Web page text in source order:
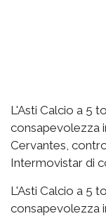
L'Asti Calcio a 5
consapevolezza
Cervantes,
Intermovistar di
L'Asti Calcio a 5
consapevolezza